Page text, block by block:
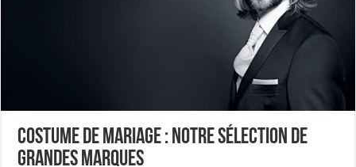
Costume de mariage : Notre sélection de
grandes marques